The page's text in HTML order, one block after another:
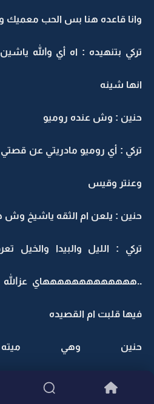
وانا قاعده هنا بس الحب
تركي بتنهيده : اه أي والله
انها شينه
حنين : وش عنده روميو
تركي : أي روميو مادريتي عن
وعنتر وقيس
حنين : يلعن ام الثقه ياشيخ
تركي : الليل والبيدا والخيل
..هههههههههههههاي عزالله
فيها قلبت ام القصيده
حنين وهي
هههههههههههههههههههاي